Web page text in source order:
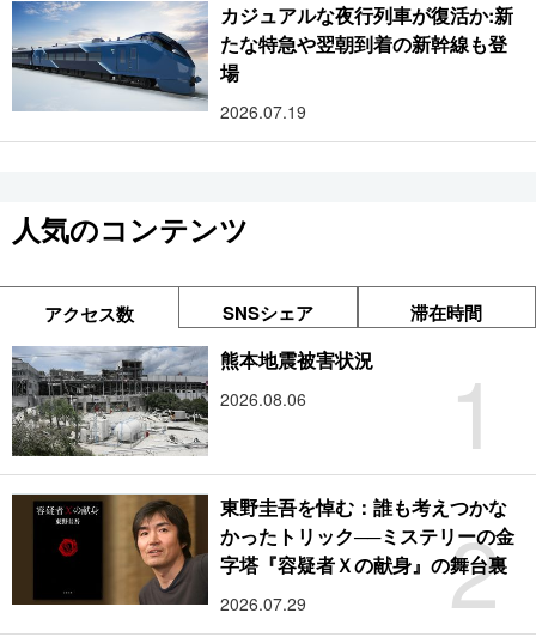
カジュアルな夜行列車が復活か:新
たな特急や翌朝到着の新幹線も登
場
2026.07.19
人気のコンテンツ
アクセス数 SNSシェア 滞在時間
1
熊本地震被害状況
2026.08.06
2
東野圭吾を悼む：誰も考えつかな
かったトリック──ミステリーの金
字塔『容疑者Ｘの献身』の舞台裏
2026.07.29